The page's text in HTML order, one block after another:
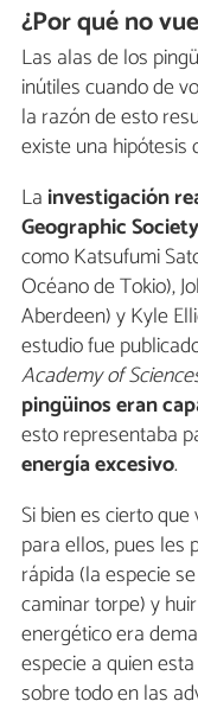
¿Por qué no
Las alas de los
inútiles cuando de
la razón de esto
existe una hipótesis
La investigación
Geographic Society
como Katsufumi
Océano de Tokio),
Aberdeen) y Kyle
estudio fue
Academy of
pingüinos eran
esto representaba
energía excesivo.
Si bien es cierto
para ellos, pues les
rápida (la especie
caminar torpe) y
energético era
especie a quien
sobre todo en las